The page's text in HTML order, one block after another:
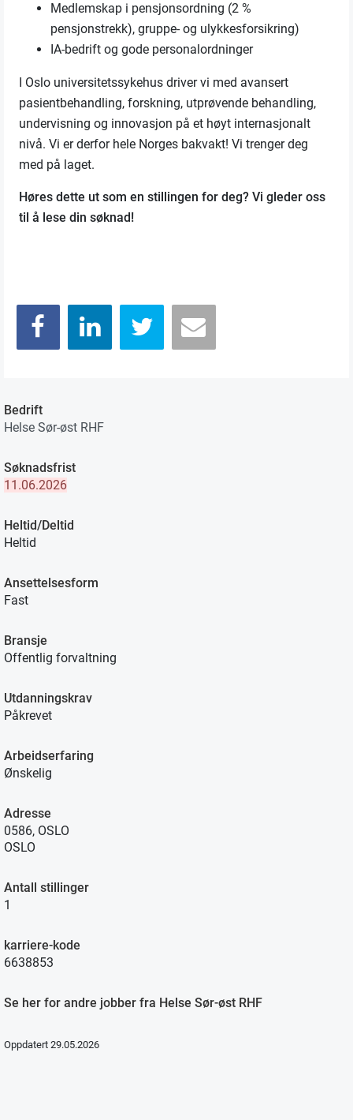
Medlemskap i pensjonsordning (2 %
pensjonstrekk), gruppe- og ulykkesforsikring)
IA-bedrift og gode personalordninger
I Oslo universitetssykehus driver vi med avansert
pasientbehandling, forskning, utprøvende behandling,
undervisning og innovasjon på et høyt internasjonalt
nivå. Vi er derfor hele Norges bakvakt! Vi trenger deg
med på laget.
Høres dette ut som en stillingen for deg? Vi gleder oss
til å lese din søknad!
Bedrift
Helse Sør-øst RHF
Søknadsfrist
11.06.2026
Heltid/Deltid
Heltid
Ansettelsesform
Fast
Bransje
Offentlig forvaltning
Utdanningskrav
Påkrevet
Arbeidserfaring
Ønskelig
Adresse
0586, OSLO
OSLO
Antall stillinger
1
karriere-kode
6638853
Se her for andre jobber fra Helse Sør-øst RHF
Oppdatert 29.05.2026